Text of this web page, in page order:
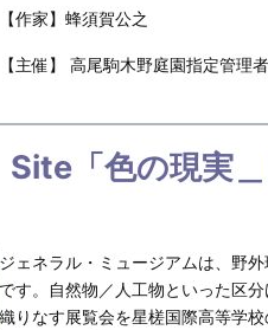
【作家】蜂須賀公之
【主催】 高尾駒木野庭園指定管
「色の現実
ジェネラル・ミュージアムは、野
です。自然物／人工物といった区
りなす展覧会を星槎国際高等学